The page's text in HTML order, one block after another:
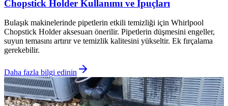
Chopstick Holder Kullanımı ve İpuçları
Bulaşık makinelerinde pipetlerin etkili temizliği için Whirlpool
Chopstick Holder aksesuarı önerilir. Pipetlerin düşmesini engeller,
suyun temasını artırır ve temizlik kalitesini yükseltir. Ek fırçalama
gerekebilir.
Daha fazla bilgi edinin